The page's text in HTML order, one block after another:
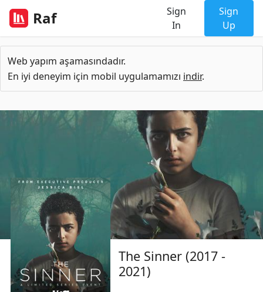
Raf
Sign
In
Sign
Up
Web yapım aşamasındadır.
En iyi deneyim için mobil uygulamamızı indir.
The Sinner (2017 -
2021)